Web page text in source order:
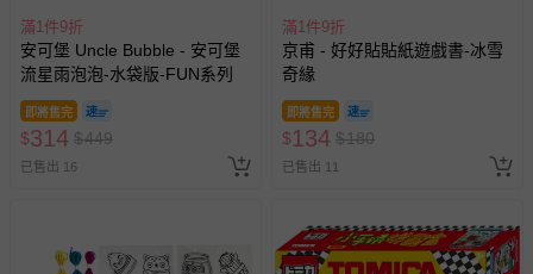
滿1件9折
安可堡 Uncle Bubble - 安可堡
流星雨泡泡-水袋版-FUN系列
即將售完
$314 $449
已售出 16
滿1件9折
京甫 - 好好貼貼紙遊戲書-冰雪
奇緣
即將售完
$134 $180
已售出 11